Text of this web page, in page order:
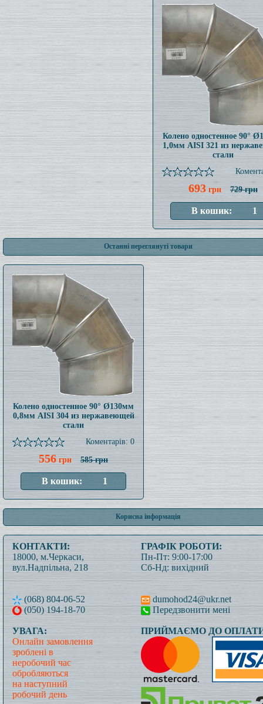
Колено одностенное 90°
1,0мм AISI 321 из
стали
693 грн 729 грн
Останні переглянуті товари
Колено одностенное 90° Ø130мм
0,8мм AISI 304 из нержавеющей
стали
Коментарів: 0
556 грн 585 грн
Корисна інформація
КОНТАКТИ:
18000, м.Черкаси,
вул.Надпільна, 218
(068) 804-06-52
(050) 194-18-70
ГРАФІК РОБОТИ:
Пн-Пт: 9:00-17:00
Сб-Нд: вихідний
dumohod24@ukr.net
Передзвонити мені
УВАГА:
Онлайн замовлення
зроблені в
неробочий час
обробляються
на наступний
робочий день
ПРИЙМАЄМО ДО